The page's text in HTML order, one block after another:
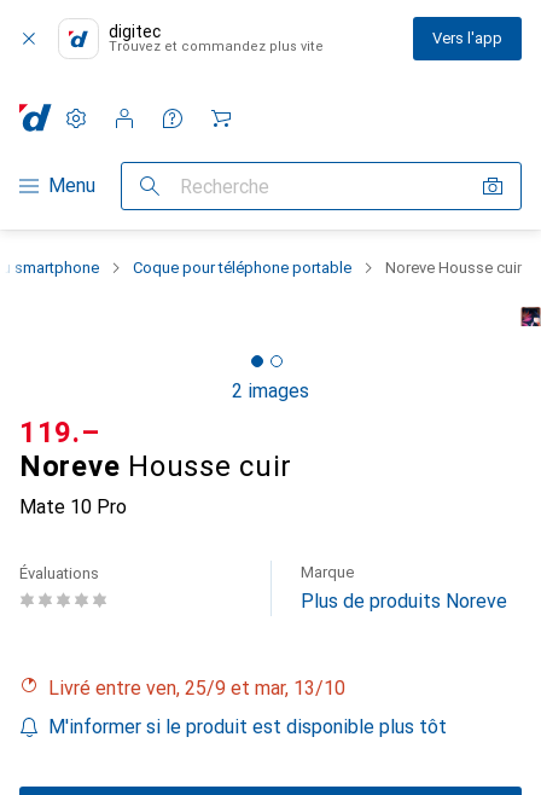
digitec
Trouvez et commandez plus vite Vers l'app
Navigation par catégorie
Menu Recherche
Paramètres
Compte client
Listes de comparaison
Listes d'envies
Panier
smartphone Coque pour téléphone portable Noreve Housse cuir
2 images
Noreve Housse cuir
Mate 10 Pro
CHF
119.–
Évaluations Marque
Plus de produits Noreve
Livré entre ven, 25/9 et mar, 13/10
M'informer si le produit est disponible plus tôt